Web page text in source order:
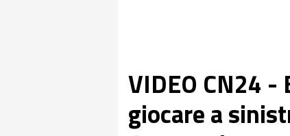
VIDEO CN24
giocare a